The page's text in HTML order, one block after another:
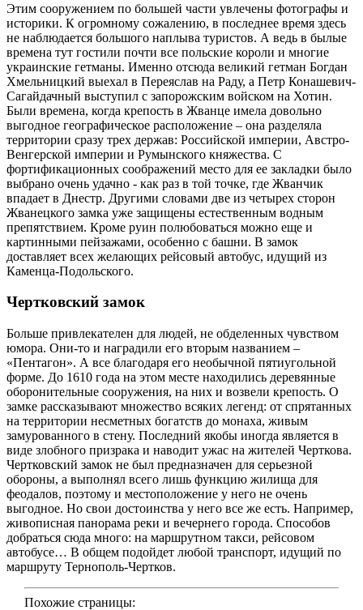
Этим сооружением по большей части увлечены фотографы и
историки. К огромному сожалению, в последнее время здесь
не наблюдается большого наплыва туристов. А ведь в былые
времена тут гостили почти все польские короли и многие
украинские гетманы. Именно отсюда великий гетман Богдан
Хмельницкий выехал в Переяслав на Раду, а Петр Конашевич-
Сагайдачный выступил с запорожским войском на Хотин.
Были времена, когда крепость в Жванце имела довольно
выгодное географическое расположение – она разделяла
территории сразу трех держав: Российской империи, Австро-
Венгерской империи и Румынского княжества. С
фортификационных соображений место для ее закладки было
выбрано очень удачно - как раз в той точке, где Жванчик
впадает в Днестр. Другими словами две из четырех сторон
Жванецкого замка уже защищены естественным водным
препятствием. Кроме руин полюбоваться можно еще и
картинными пейзажами, особенно с башни. В замок
доставляет всех желающих рейсовый автобус, идущий из
Каменца-Подольского.
Чертковский замок
Больше привлекателен для людей, не обделенных чувством
юмора. Они-то и наградили его вторым названием –
«Пентагон». А все благодаря его необычной пятиугольной
форме. До 1610 года на этом месте находились деревянные
оборонительные сооружения, на них и возвели крепость. О
замке рассказывают множество всяких легенд: от спрятанных
на территории несметных богатств до монаха, живым
замурованного в стену. Последний якобы иногда является в
виде злобного призрака и наводит ужас на жителей Черткова.
Чертковский замок не был предназначен для серьезной
обороны, а выполнял всего лишь функцию жилища для
феодалов, поэтому и местоположение у него не очень
выгодное. Но свои достоинства у него все же есть. Например,
живописная панорама реки и вечернего города. Способов
добраться сюда много: на маршрутном такси, рейсовом
автобусе… В общем подойдет любой транспорт, идущий по
маршруту Тернополь-Чертков.
Похожие страницы: